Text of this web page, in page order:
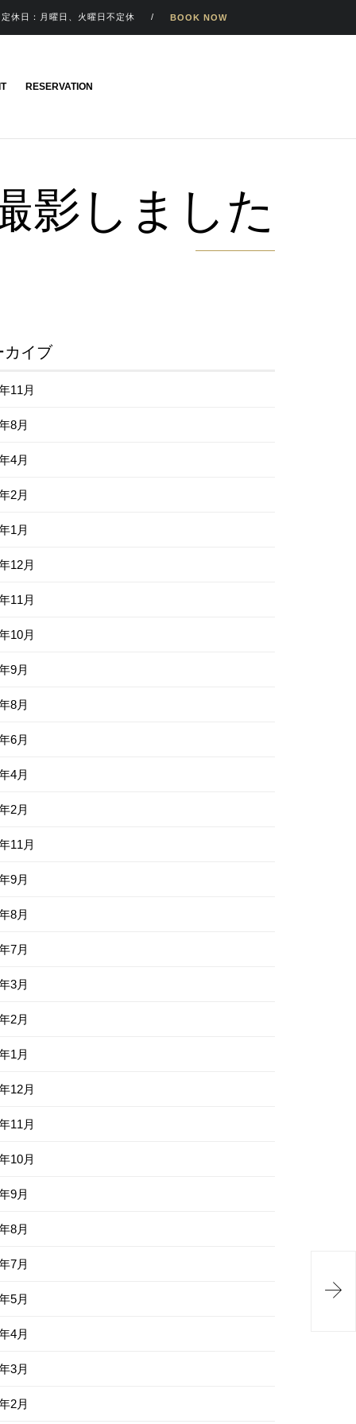
休日：月曜日、火曜日不定休 / BOOK NOW
RESERVATION
影しました
カイブ
11月
8月
4月
2月
1月
12月
11月
10月
9月
8月
6月
4月
2月
11月
9月
8月
7月
3月
2月
1月
12月
11月
10月
9月
8月
7月
5月
4月
3月
2月
